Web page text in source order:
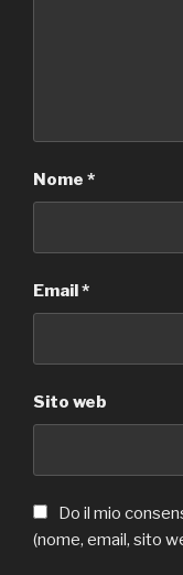
Nome *
Email*
Sito web
Do il mio
(nome, email, sito